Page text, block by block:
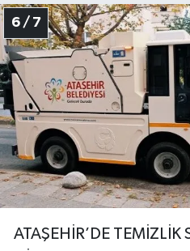
6 / 7
ATAŞEHİR’DE TEMİZLİK